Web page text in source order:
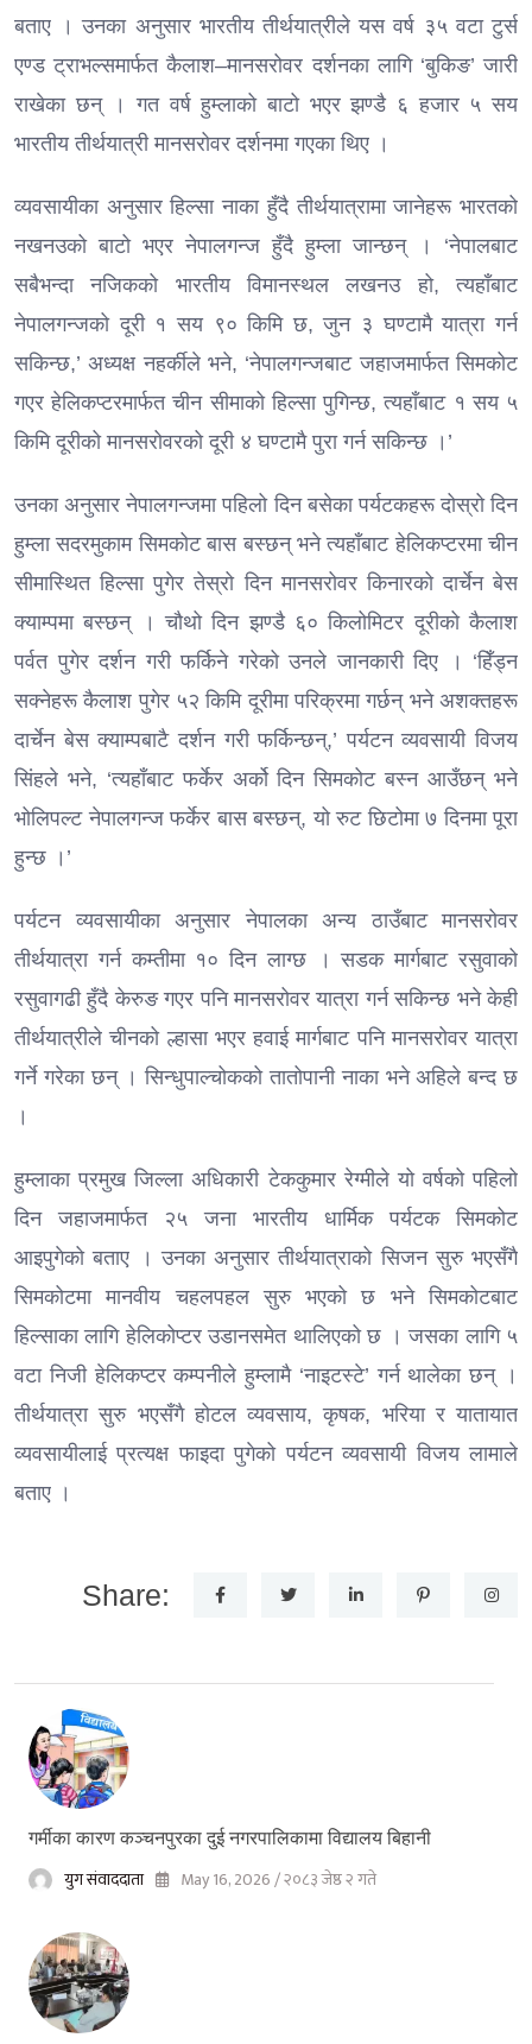
बताए । उनका अनुसार भारतीय तीर्थयात्रीले यस वर्ष ३५ वटा टुर्स
एण्ड ट्राभल्समार्फत कैलाश–मानसरोवर दर्शनका लागि ‘बुकिङ’ जारी
राखेका छन् । गत वर्ष हुम्लाको बाटो भएर झण्डै ६ हजार ५ सय
भारतीय तीर्थयात्री मानसरोवर दर्शनमा गएका थिए ।
व्यवसायीका अनुसार हिल्सा नाका हुँदै तीर्थयात्रामा जानेहरू भारतको
नखनउको बाटो भएर नेपालगन्ज हुँदै हुम्ला जान्छन् । ‘नेपालबाट
सबैभन्दा नजिकको भारतीय विमानस्थल लखनउ हो, त्यहाँबाट
नेपालगन्जको दूरी १ सय ९० किमि छ, जुन ३ घण्टामै यात्रा गर्न
सकिन्छ,’ अध्यक्ष नहर्कीले भने, ‘नेपालगन्जबाट जहाजमार्फत सिमकोट
गएर हेलिकप्टरमार्फत चीन सीमाको हिल्सा पुगिन्छ, त्यहाँबाट १ सय ५
किमि दूरीको मानसरोवरको दूरी ४ घण्टामै पुरा गर्न सकिन्छ ।’
उनका अनुसार नेपालगन्जमा पहिलो दिन बसेका पर्यटकहरू दोस्रो दिन
हुम्ला सदरमुकाम सिमकोट बास बस्छन् भने त्यहाँबाट हेलिकप्टरमा चीन
सीमास्थित हिल्सा पुगेर तेस्रो दिन मानसरोवर किनारको दार्चेन बेस
क्याम्पमा बस्छन् । चौथो दिन झण्डै ६० किलोमिटर दूरीको कैलाश
पर्वत पुगेर दर्शन गरी फर्किने गरेको उनले जानकारी दिए । ‘हिँड्न
सक्नेहरू कैलाश पुगेर ५२ किमि दूरीमा परिक्रमा गर्छन् भने अशक्तहरू
दार्चेन बेस क्याम्पबाटै दर्शन गरी फर्किन्छन्,’ पर्यटन व्यवसायी विजय
सिंहले भने, ‘त्यहाँबाट फर्केर अर्को दिन सिमकोट बस्न आउँछन् भने
भोलिपल्ट नेपालगन्ज फर्केर बास बस्छन्, यो रुट छिटोमा ७ दिनमा पूरा
हुन्छ ।’
पर्यटन व्यवसायीका अनुसार नेपालका अन्य ठाउँबाट मानसरोवर
तीर्थयात्रा गर्न कम्तीमा १० दिन लाग्छ । सडक मार्गबाट रसुवाको
रसुवागढी हुँदै केरुङ गएर पनि मानसरोवर यात्रा गर्न सकिन्छ भने केही
तीर्थयात्रीले चीनको ल्हासा भएर हवाई मार्गबाट पनि मानसरोवर यात्रा
गर्ने गरेका छन् । सिन्धुपाल्चोकको तातोपानी नाका भने अहिले बन्द छ
।
हुम्लाका प्रमुख जिल्ला अधिकारी टेककुमार रेग्मीले यो वर्षको पहिलो
दिन जहाजमार्फत २५ जना भारतीय धार्मिक पर्यटक सिमकोट
आइपुगेको बताए । उनका अनुसार तीर्थयात्राको सिजन सुरु भएसँगै
सिमकोटमा मानवीय चहलपहल सुरु भएको छ भने सिमकोटबाट
हिल्साका लागि हेलिकोप्टर उडानसमेत थालिएको छ । जसका लागि ५
वटा निजी हेलिकप्टर कम्पनीले हुम्लामै ‘नाइटस्टे’ गर्न थालेका छन् ।
तीर्थयात्रा सुरु भएसँगै होटल व्यवसाय, कृषक, भरिया र यातायात
व्यवसायीलाई प्रत्यक्ष फाइदा पुगेको पर्यटन व्यवसायी विजय लामाले
बताए ।
Share:
गर्मीका कारण कञ्चनपुरका दुई नगरपालिकामा विद्यालय बिहानी
युग संवाददाता May 16, 2026 / २०८३ जेष्ठ २ गते